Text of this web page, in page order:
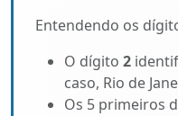
Entendendo os
O dígito 2
caso, Rio de
Os 5 primeiros